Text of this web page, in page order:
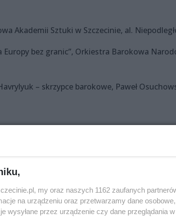
Akademii Sztuki w Szczecinie, al.
bez granic”, Orkiestra Barokowa
– skrzypce barokowe, Paweł
Sala Księżnej Anny Jagiellonki, ul.
XVI i XVII wieku”, Juliane Laake – viola
my oraz naszych 1162 zaufanych
na urządzeniu oraz przetwarzamy dane
wysyłane przez urządzenie czy dane przeglądania